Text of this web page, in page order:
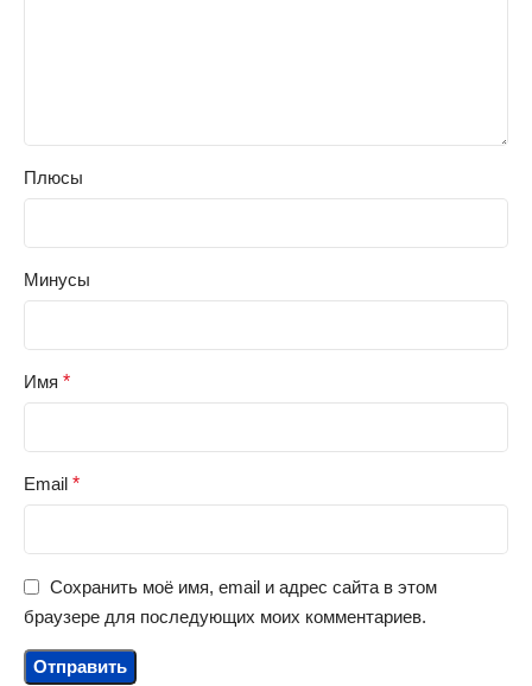
Плюсы
Минусы
Имя *
Email *
Сохранить моё имя, email и адрес сайта в этом
браузере для последующих моих комментариев.